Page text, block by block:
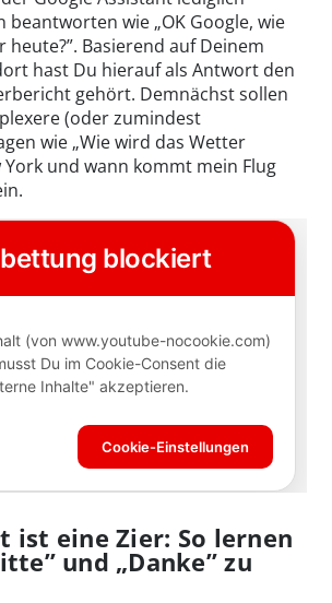
beantworten wie „OK Google, wie
heute?”. Basierend auf Deinem
hast Du hierauf als Antwort den
gehört. Demnächst sollen
(oder zumindest
wie „Wie wird das Wetter
und wann kommt mein Flug
ist eine Zier: So lernen
und „Danke” zu